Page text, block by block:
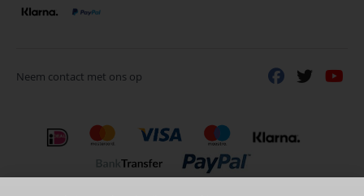
Neem contact met ons op